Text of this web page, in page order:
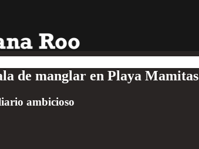
de manglar en Playa Mamitas
ambicioso